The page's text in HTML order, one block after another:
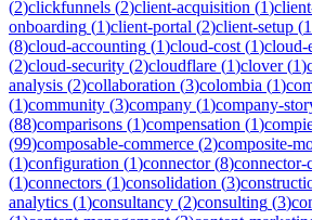
(2)clickfunnels (2)client-acquisition (1)
onboarding (1)client-portal (2)client-setup (1
(8)cloud-accounting (1)cloud-cost (1)cloud-
(2)cloud-security (2)cloudflare (1)clover(1)
analysis (2)collaboration (3)colombia (1)
(1)community (3)company (1)company-
(88)comparisons (1)compensation (1)
(99)composable-commerce (2)composite-
(1)configuration (1)connector(8)connector-
(1)connectors (1)consolidation (3)
analytics (1)consultancy (2)consulting (3)